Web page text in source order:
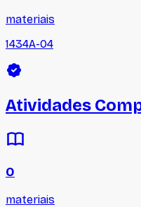
materiais
1434A-04
Atividades
0
materiais